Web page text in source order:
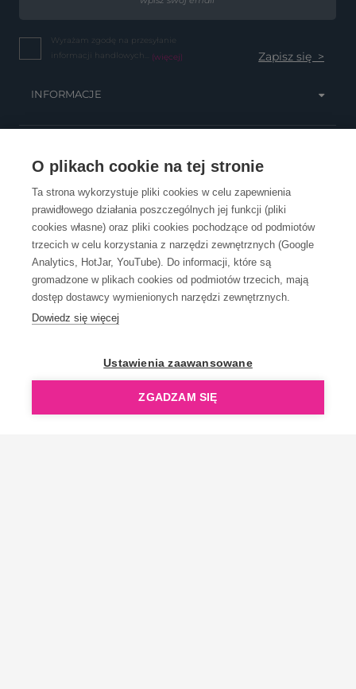
O plikach cookie na tej stronie
Ta strona wykorzystuje pliki cookies w celu zapewnienia
prawidłowego działania poszczególnych jej funkcji (pliki
cookies własne) oraz pliki cookies pochodzące od podmiotów
trzecich w celu korzystania z narzędzi zewnętrznych (Google
Analytics, HotJar, YouTube). Do informacji, które są
gromadzone w plikach cookies od podmiotów trzecich, mają
dostęp dostawcy wymienionych narzędzi zewnętrznych.
Dowiedz się więcej
Ustawienia zaawansowane
ZGADZAM SIĘ
Wyrażam zgodę na przesyłanie
informacji handlowych... (więcej)
INFORMACJE
OBSŁUGA KLIENTA
KONTAKT
OpenGift jest częścią ReflectGroup.